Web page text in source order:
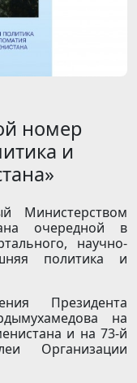
номер
и
Министерством
очередной в
научно-
политика и
Президента
на
и на 73-й
Организации